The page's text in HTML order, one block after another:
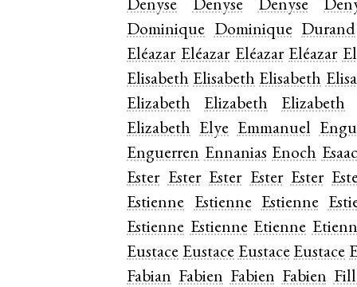
Denyse
Denyse Denyse
Dominique
Dominique Durand
Eléazar Eléazar Eléazar Eléazar
Elisabeth Elisabeth Elisabeth
Elizabeth
Elizabeth
Elizabeth
Elizabeth
Elye Emmanuel
Enguerren Ennanias Enoch Esaac
Ester Ester Ester Ester Ester
Estienne
Estienne Estienne
Estienne Estienne Etienne
Eustace Eustace Eustace Eustace
Fabian Fabien Fabien Fabien